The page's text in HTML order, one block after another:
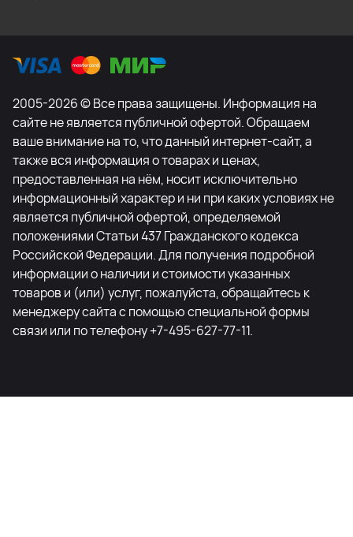
2005-2026 © Все права защищены. Информация на
сайте не является публичной офертой. Обращаем
ваше внимание на то, что данный интернет-сайт, а
также вся информация о товарах и ценах,
предоставленная на нём, носит исключительно
информационный характер и ни при каких условиях не
является публичной офертой, определяемой
положениями Статьи 437 Гражданского кодекса
Российской Федерации. Для получения подробной
информации о наличии и стоимости указанных
товаров и (или) услуг, пожалуйста, обращайтесь к
менеджеру сайта с помощью специальной формы
связи или по телефону +7-495-627-77-11.